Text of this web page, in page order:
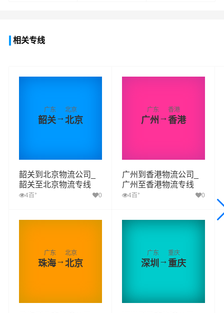
相关专线
广东
韶关→
北京
北京
韶关到北京物流公司_
韶关至北京物流专线
4百 + 0
广东
广州 →
香港
香港
广州到香港物流公司_
广州至香港物流专线
4百 + 0
广东
珠海→
北京
北京
广东
深圳→
重庆
重庆